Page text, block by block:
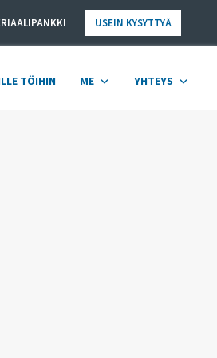
USEIN KYSYTTYÄ
TÖIHIN ME YHTEYS